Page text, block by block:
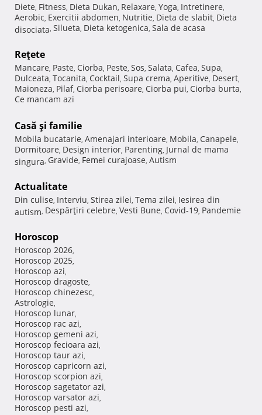
Diete, Fitness, Dieta Dukan, Relaxare, Yoga, Intretinere,
Aerobic, Exercitii abdomen, Nutritie, Dieta de slabit, Dieta
disociata, Silueta, Dieta ketogenica, Sala de acasa
Reţete
Mancare, Paste, Ciorba, Peste, Sos, Salata, Cafea, Supa,
Dulceata, Tocanita, Cocktail, Supa crema, Aperitive, Desert,
Maioneza, Pilaf, Ciorba perisoare, Ciorba pui, Ciorba burta,
Ce mancam azi
Casă şi familie
Mobila bucatarie, Amenajari interioare, Mobila, Canapele,
Dormitoare, Design interior, Parenting, Jurnal de mama
singura, Gravide, Femei curajoase, Autism
Actualitate
Din culise, Interviu, Stirea zilei, Tema zilei, Iesirea din
autism, Despărţiri celebre, Vesti Bune, Covid-19, Pandemie
Horoscop
Horoscop 2026,
Horoscop 2025,
Horoscop azi,
Horoscop dragoste,
Horoscop chinezesc,
Astrologie,
Horoscop lunar,
Horoscop rac azi,
Horoscop gemeni azi,
Horoscop fecioara azi,
Horoscop taur azi,
Horoscop capricorn azi,
Horoscop scorpion azi,
Horoscop sagetator azi,
Horoscop varsator azi,
Horoscop pesti azi,